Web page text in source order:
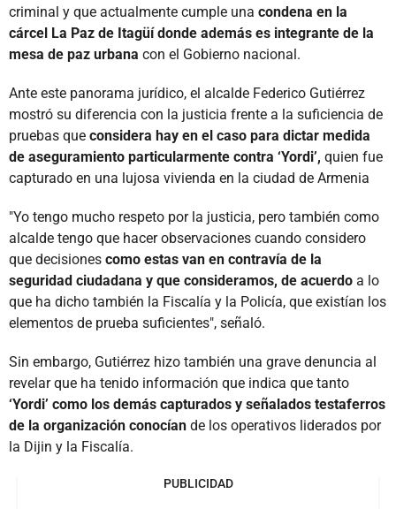
criminal y que actualmente cumple una condena en la
cárcel La Paz de Itagüí donde además es integrante de la
mesa de paz urbana con el Gobierno nacional.
Ante este panorama jurídico, el alcalde Federico Gutiérrez
mostró su diferencia con la justicia frente a la suficiencia de
pruebas que considera hay en el caso para dictar medida
de aseguramiento particularmente contra ‘Yordi’, quien fue
capturado en una lujosa vivienda en la ciudad de Armenia
"Yo tengo mucho respeto por la justicia, pero también como
alcalde tengo que hacer observaciones cuando considero
que decisiones como estas van en contravía de la
seguridad ciudadana y que consideramos, de acuerdo a lo
que ha dicho también la Fiscalía y la Policía, que existían los
elementos de prueba suficientes", señaló.
Sin embargo, Gutiérrez hizo también una grave denuncia al
revelar que ha tenido información que indica que tanto
‘Yordi’ como los demás capturados y señalados testaferros
de la organización conocían de los operativos liderados por
la Dijin y la Fiscalía.
PUBLICIDAD